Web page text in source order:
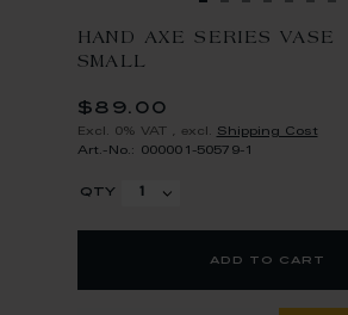
HAND AXE SERIES VASE
SMALL
$89.00
Excl. 0% VAT excl. Shipping Cost
Art.-No.: 000001-50579-1
qty
add to cart